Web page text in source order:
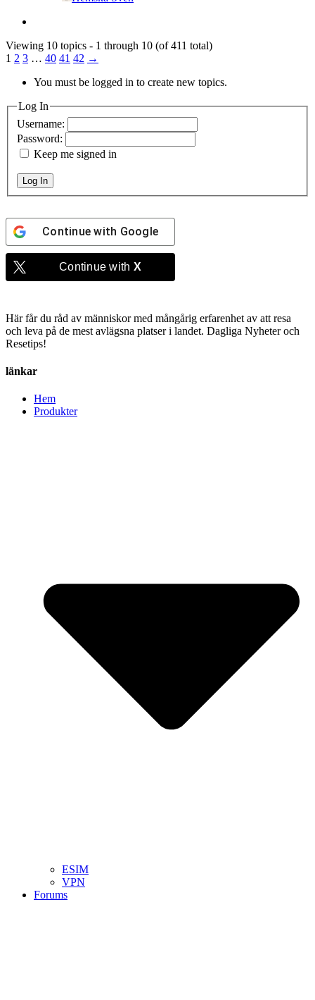
Viewing 10 topics - 1 through 10 (of 411 total)
1 2 3 … 40 41 42 →
You must be logged in to create new topics.
Log In
Username:
Password:
Keep me signed in
Log In
Continue with Google
Continue with X
Här får du råd av människor med mångårig erfarenhet av att resa
och leva på de mest avlägsna platser i landet. Dagliga Nyheter och
Resetips!
länkar
Hem
Produkter
ESIM
VPN
Forums